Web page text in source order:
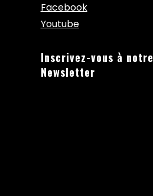
Facebook
Youtube
Inscrivez-vous à notre
Newsletter